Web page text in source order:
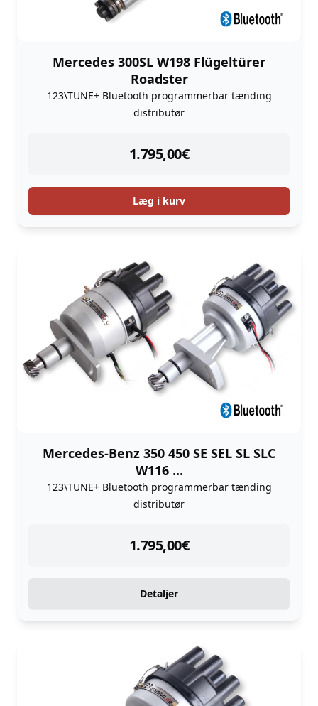
Mercedes 300SL W198 Flügeltürer
Roadster
123\TUNE+ Bluetooth programmerbar tænding
distributør
1.795,00€
instock
Læg i kurv
Mercedes-Benz 350 450 SE SEL SL SLC
W116 ...
123\TUNE+ Bluetooth programmerbar tænding
distributør
1.795,00€
instock
Detaljer